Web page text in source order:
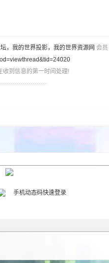
，我的世界投影，我的世界资源网 会员
收到信息的第一时间处理!